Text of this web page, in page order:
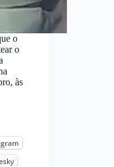
o
o
às